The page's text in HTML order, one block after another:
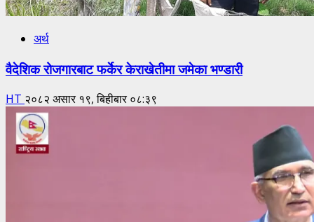
अर्थ
वैदेशिक रोजगारबाट फर्केर केराखेतीमा जमेका भण्डारी
HT २०८२ असार १९, बिहीबार ०८:३९